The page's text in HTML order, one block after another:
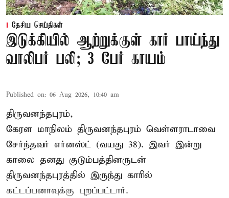
தேசிய செய்திகள்
இடுக்கியில் ஆற்றுக்குள் கார் பாய்ந்து
வாலிபர் பலி; 3 பேர் காயம்
Published on: 06 Aug 2026, 10:40 am
திருவனந்தபுரம்,
கேரள மாநிலம் திருவனந்தபுரம் வெள்ளராடாவை
சேர்ந்தவர் எர்னஸ்ட் (வயது 38). இவர் இன்று
காலை தனது குடும்பத்தினருடன்
திருவனந்தபுரத்தில் இருந்து காரில்
கட்டப்பனாவுக்கு புறப்பட்டார்.